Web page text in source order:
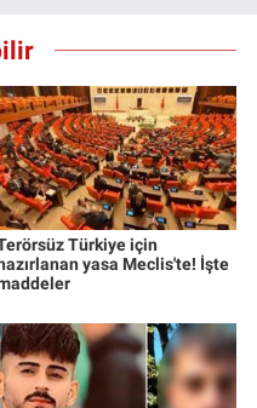
Türkiye için
yasa Meclis'te! İşte